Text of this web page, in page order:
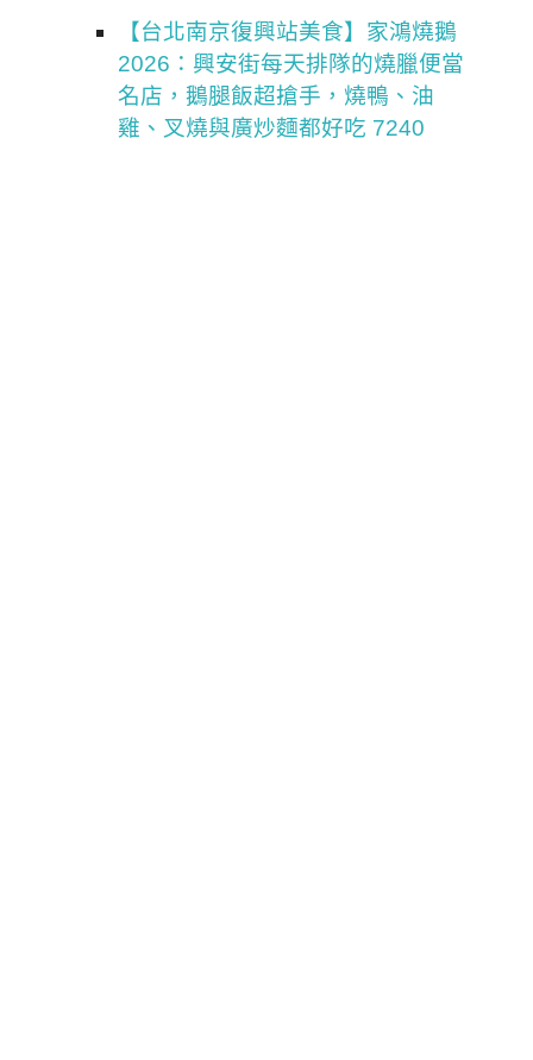
【台北南京復興站美食】家鴻燒鵝
2026：興安街每天排隊的燒臘便當
名店，鵝腿飯超搶手，燒鴨、油
雞、叉燒與廣炒麵都好吃 7240